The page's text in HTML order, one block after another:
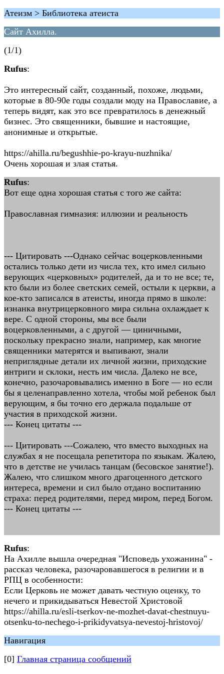
Атеизм > Библиотека атеиста
Сайт Ахилла.
(1/1)
Rufus:
Это интересный сайт, созданный, похоже, людьми,
которые в 80-90е годы создали моду на Православие, а
теперь видят, как это все превратилось в денежный
бизнес. Это священники, бывшие и настоящие,
анонимные и открытые.
https://ahilla.ru/begushhie-po-krayu-nuzhnika/
Очень хорошая и злая статья.
Rufus:
Вот еще одна хорошая статья с того же сайта:
Православная гимназия: иллюзии и реальность
--- Цитировать ---Однако сейчас воцерковленными
остались только дети из числа тех, кто имел сильно
верующих «церковных» родителей, да и то не все; те,
кто были из более светских семей, остыли к церкви, а
кое-кто записался в атеисты, иногда прямо в школе:
изнанка внутрицерковного мира сильна охлаждает к
вере. С одной стороны, мы все были
воцерковленными, а с другой — циничными,
поскольку прекрасно знали, например, как многие
священники матерятся и выпивают, знали
неприглядные детали их личной жизни, приходские
интриги и склоки, несть им числа. Далеко не все,
конечно, разочаровывались именно в Боге — но если
бы я целенаправленно хотела, чтобы мой ребенок был
верующим, я бы точно его держала подальше от
участия в приходской жизни.
--- Конец цитаты ---
--- Цитировать ---Сожалею, что вместо выходных на
службах я не посещала репетитора по языкам. Жалею,
что в детстве не училась танцам (бесовское занятие!).
Жалею, что слишком много драгоценного детского
интереса, времени и сил было отдано воспитанию
страха: перед родителями, перед миром, перед Богом.
--- Конец цитаты ---
Rufus:
На Ахилле вышла очередная "Исповедь ухожанина" -
рассказ человека, разочаровавшегося в религии и в
РПЦ в особенности:
Если Церковь не может давать честную оценку, то
нечего и прикидываться Невестой Христовой
https://ahilla.ru/esli-tserkov-ne-mozhet-davat-chestnuyu-
otsenku-to-nechego-i-prikidyvatsya-nevestoj-hristovoj/
Навигация
[0] Главная страница сообщений